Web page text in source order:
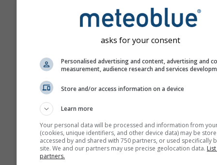
Súgó
Termikek
asks for your consent
Personalised advertising and content, advertising and
measurement, audience research and services
Store and/or access information on a device
Learn more
Your personal data will be processed and information from
(cookies, unique identifiers, and other device data) may be
accessed by and shared with 750 partners, or used specifically
site. We and our partners may use precise geolocation data.
partners.